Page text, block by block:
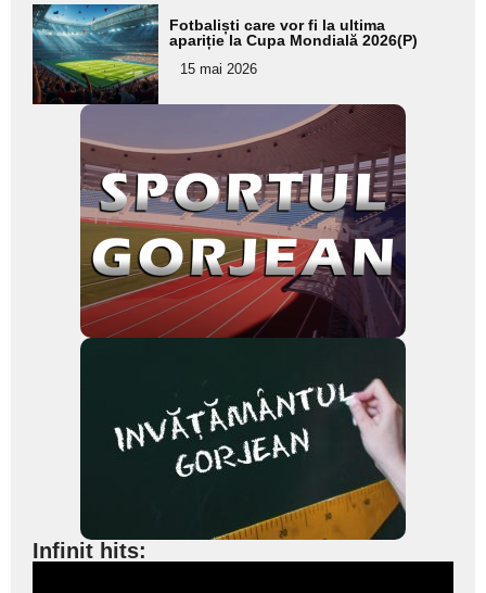
Adaugă
aici textul
pentru
subtitlu
Fotbaliști care vor fi la ultima
apariție la Cupa Mondială 2026(P)
15 mai 2026
Infinit hits: